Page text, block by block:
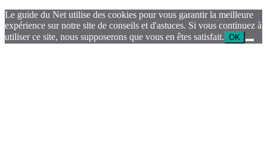
Le guide du Net utilise des cookies pour vous garantir la meilleure
expérience sur notre site de conseils et d'astuces. Si vous continuez à
utiliser ce site, nous supposerons que vous en êtes satisfait. OK